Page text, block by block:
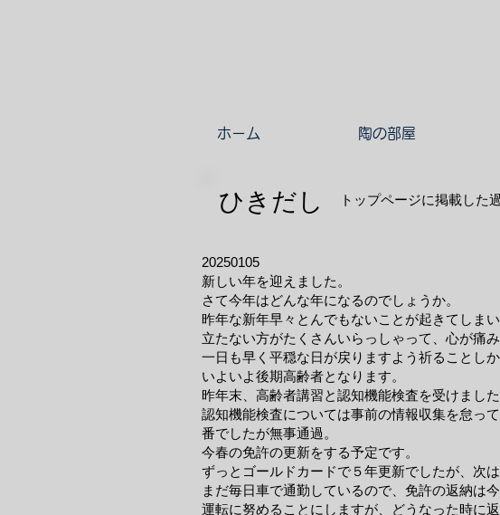
ホーム 陶の部屋
ひきだし トップページに掲載した
20250105
新しい年を迎えました。
さて今年はどんな年になるのでしょうか。
昨年な新年早々とんでもないことが起きてしま
立たない方がたくさんいらっしゃって、心が痛み
一日も早く平穏な日が戻りますよう祈ることしか
いよいよ後期高齢者となります。
昨年末、高齢者講習と認知機能検査を受けました
認知機能検査については事前の情報収集を怠っ
番でしたが無事通過。
今春の免許の更新をする予定です。
ずっとゴールドカードで５年更新でしたが、次
まだ毎日車で通勤しているので、免許の返納は
運転に努めることにしますが、どうなった時に